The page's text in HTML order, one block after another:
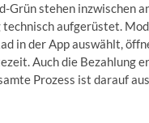
stehen inzwischen
aufgerüstet.
in der App auswählt,
Auch die Bezahlung
Prozess ist darauf